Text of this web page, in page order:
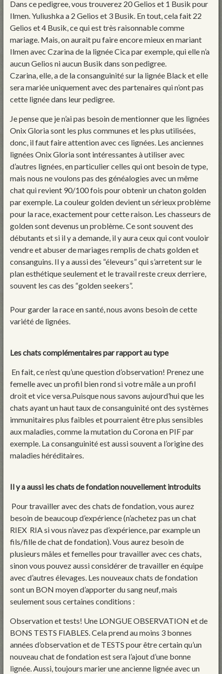
Dans ce pedigree, vous trouverez 20 Gelios et 1 Busik pour
Ilmen. Yuliushka a 2 Gelios et 3 Busik. En tout, cela fait 22
Gelios et 4 Busik, ce qui est très raisonnable comme
mariage. Mais, on aurait pu faire encore mieux en mariant
Ilmen avec Czarina de la lignée Cica par exemple, qui elle n’a
aucun Gelios ni aucun Busik dans son pedigree.
Czarina, elle, a de la consanguinité sur la lignée Black et elle
sera mariée uniquement avec des partenaires qui n’ont pas
cette lignée dans leur pedigree.
Je pense que je n’ai pas besoin de mentionner que les lignées
Onix Gloria sont les plus communes et les plus utilisées,
donc, il faut faire attention avec ces lignées. Les anciennes
lignées Onix Gloria sont intéressantes à utiliser avec
d’autres lignées, en particulier celles qui ont besoin de type,
mais nous ne voulons pas des généalogies avec un même
chat qui revient 90/100 fois pour obtenir un chaton golden
par exemple. La couleur golden devient un sérieux problème
pour la race, exactement pour cette raison. Les chasseurs de
golden sont devenus un problème. Ce sont souvent des
débutants et si il y a demande, il y aura ceux qui cont vouloir
vendre et abuser de mariages remplis de chats golden et
consanguins. Il y a aussi des “éleveurs” qui s’arretent sur le
plan esthétique seulement et le travail reste creux derriere,
souvent les cas des “golden seekers”.
Pour garder la race en santé, nous avons besoin de cette
variété de lignées.
Les chats complémentaires par rapport au type
En fait, ce n’est qu’une question d’observation! Prenez une
femelle avec un profil bien rond si votre mâle a un profil
droit et vice versa.Puisque nous savons aujourd’hui que les
chats ayant un haut taux de consanguinité ont des systèmes
immunitaires plus faibles et pourraient être plus sensibles
aux maladies, comme la mutation du Corona en PIF par
exemple. La consanguinité est aussi souvent a l’origine des
maladies héréditaires.
Il y a aussi les chats de fondation nouvellement introduits
Pour travailler avec des chats de fondation, vous aurez
besoin de beaucoup d’expérience (n’achetez pas un chat
RIEX RIA si vous n’avez pas d’expérience, par example un
fils/fille de chat de fondation). Vous aurez besoin de
plusieurs mâles et femelles pour travailler avec ces chats,
sinon vous pouvez aussi considérer de travailler en équipe
avec d’autres élevages. Les nouveaux chats de fondation
sont un BON moyen d’apporter du sang neuf, mais
seulement sous certaines conditions :
Observation et tests! Une LONGUE OBSERVATION et de
BONS TESTS FIABLES. Cela prend au moins 3 bonnes
années d’observation et de TESTS pour être certain qu’un
nouveau chat de fondation est sera l’ajout d’une bonne
lignée. Aussi, toujours marier une ancienne lignée avec un